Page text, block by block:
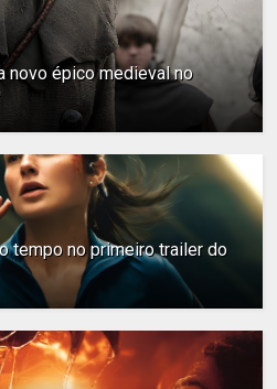
novo épico medieval no
tempo no primeiro trailer do